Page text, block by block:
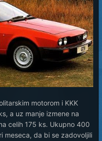
motorom i KKK
a uz manje izmene na
celih 175 ks. Ukupno 400
meseca, da bi se zadovoljili